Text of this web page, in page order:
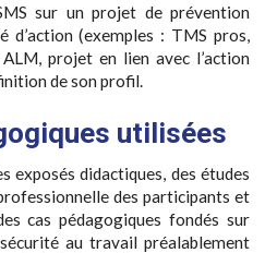
sur un projet de prévention
(exemples : TMS pros,
projet en lien avec l’action
de son profil.
utilisées
exposés didactiques, des études
des participants et
cas pédagogiques fondés sur
au travail préalablement